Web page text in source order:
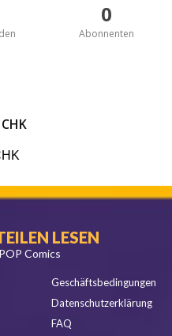
0
Abonnenten
LESEN
Comics
Geschäftsbedingungen
Datenschutzerklärung
FAQ